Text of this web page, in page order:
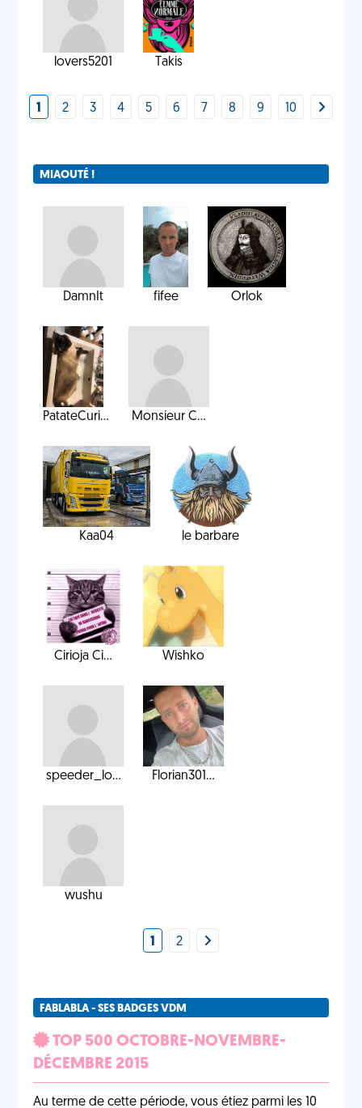
lovers5201 Takis
1 2 3 4 5 6 7 8 9 10
MIAOUTÉ !
DamnIt fifee Orlok
PatateCuri... Monsieur C...
Kaa04 le barbare
Cirioja Ci... Wishko
speeder_lo... Florian301...
wushu
1 2
FABLABLA - SES BADGES VDM
TOP 500 OCTOBRE-NOVEMBRE-
DÉCEMBRE 2015
Au terme de cette période, vous étiez parmi les 10